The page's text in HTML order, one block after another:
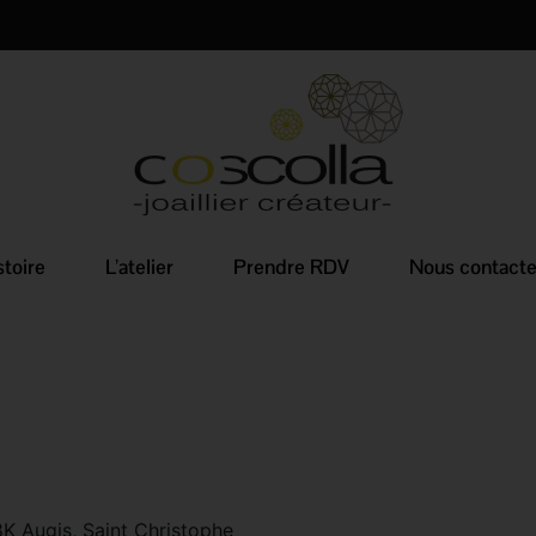
L’atelier Prendre RDV Nous
Augis, Saint Christophe